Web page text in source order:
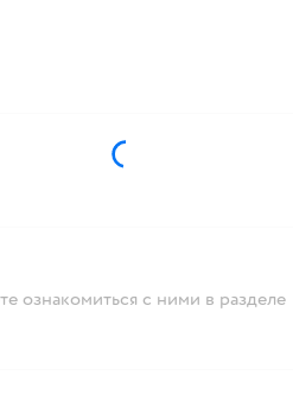
ознакомиться с ними в разделе